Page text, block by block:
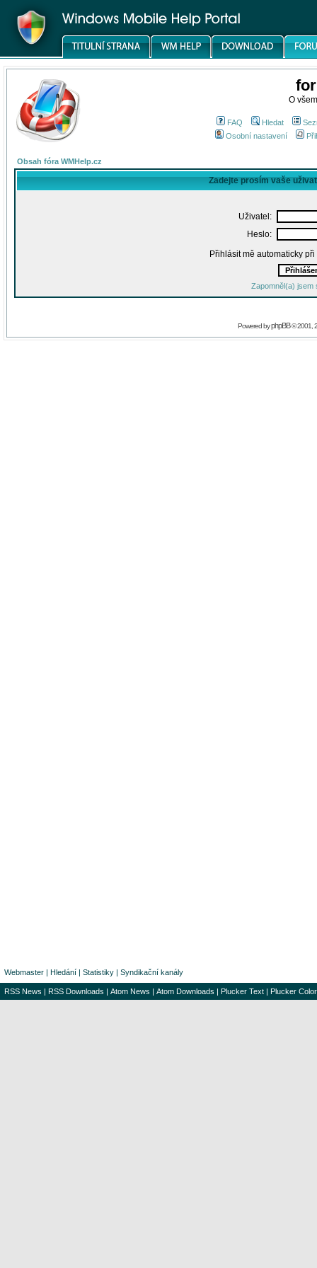
O
FAQ Hledat
Osobní nastavení
Obsah fóra WMHelp.cz
Zadejte prosím vaše
Uživatel:
Heslo:
Přihlásit mě automaticky
Zapomněl(a) jsem
Powered byphpBB© 2001,
Webmaster | Hledání | Statistiky | Syndikační kanály
RSS News | RSS Downloads | Atom News | Atom Downloads | Plucker Text | Plucker Color